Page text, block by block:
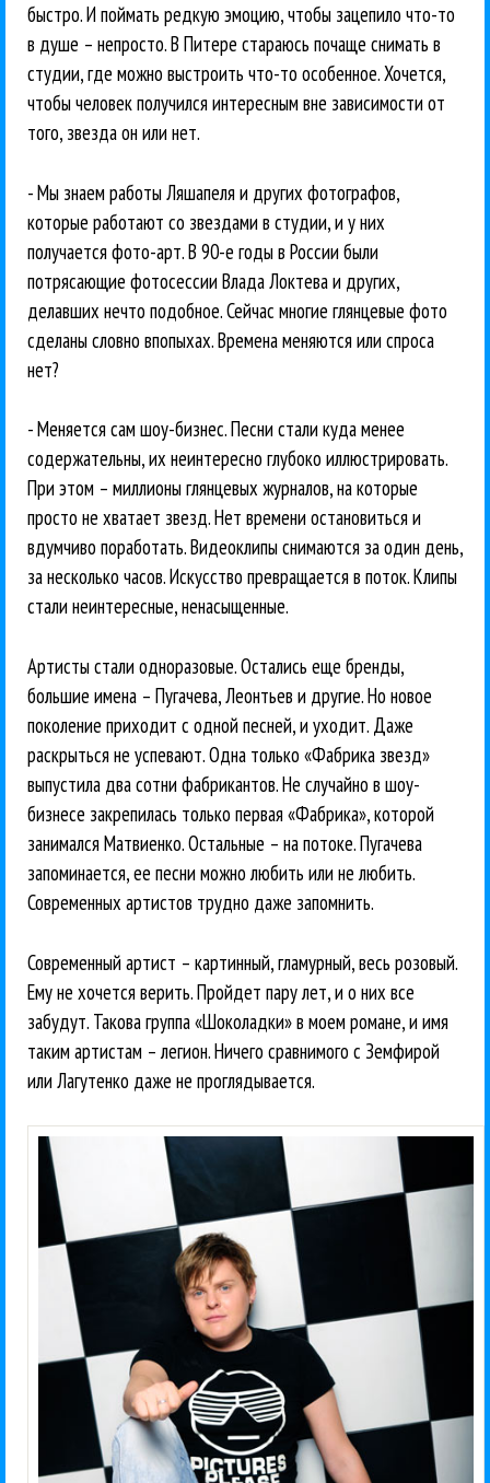
быстро. И поймать редкую эмоцию, чтобы зацепило что-то
в душе – непросто. В Питере стараюсь почаще снимать в
студии, где можно выстроить что-то особенное. Хочется,
чтобы человек получился интересным вне зависимости от
того, звезда он или нет.
- Мы знаем работы Ляшапеля и других фотографов,
которые работают со звездами в студии, и у них
получается фото-арт. В 90-е годы в России были
потрясающие фотосессии Влада Локтева и других,
делавших нечто подобное. Сейчас многие глянцевые фото
сделаны словно впопыхах. Времена меняются или спроса
нет?
- Меняется сам шоу-бизнес. Песни стали куда менее
содержательны, их неинтересно глубоко иллюстрировать.
При этом – миллионы глянцевых журналов, на которые
просто не хватает звезд. Нет времени остановиться и
вдумчиво поработать. Видеоклипы снимаются за один день,
за несколько часов. Искусство превращается в поток. Клипы
стали неинтересные, ненасыщенные.
Артисты стали одноразовые. Остались еще бренды,
большие имена – Пугачева, Леонтьев и другие. Но новое
поколение приходит с одной песней, и уходит. Даже
раскрыться не успевают. Одна только «Фабрика звезд»
выпустила два сотни фабрикантов. Не случайно в шоу-
бизнесе закрепилась только первая «Фабрика», которой
занимался Матвиенко. Остальные – на потоке. Пугачева
запоминается, ее песни можно любить или не любить.
Современных артистов трудно даже запомнить.
Современный артист – картинный, гламурный, весь розовый.
Ему не хочется верить. Пройдет пару лет, и о них все
забудут. Такова группа «Шоколадки» в моем романе, и имя
таким артистам – легион. Ничего сравнимого с Земфирой
или Лагутенко даже не проглядывается.